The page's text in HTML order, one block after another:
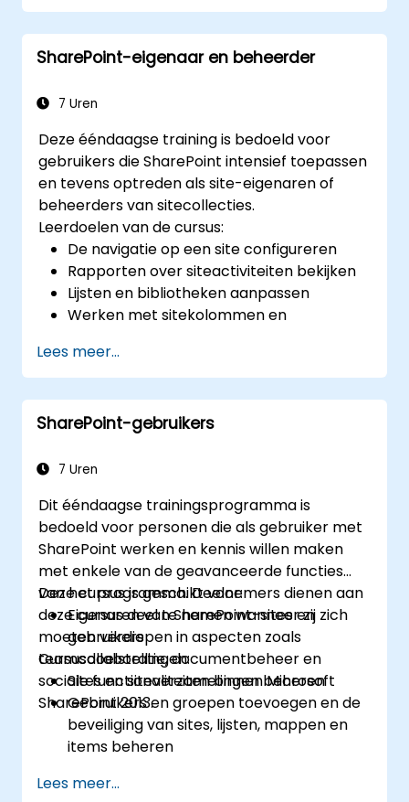
weer te geven.
Excel-grafieken te creëren en aan te
passen voor een effectieve data-
Data-validatie en voorwaardelijke
van de data te waarborgen en relevante
inzichten te benadrukken.
Externe databronnen te importeren en
gegevens met anderen uit te wisselen via
Excel’s export- en importfuncties.
SharePoint-eigenaar en beheerder
7 Uren
Deze ééndaagse training is bedoeld voor
gebruikers die SharePoint intensief toepassen
en tevens optreden als site-eigenaren of
beheerders van sitecollecties.
Leerdoelen van de cursus:
De navigatie op een site configureren
Rapporten over siteactiviteiten bekijken
Lijsten en bibliotheken aanpassen
Werken met sitekolommen en
Inchecken/uitchecken,
contentgoedkeuring en versiebeheer
instellen
Pagina’s en webpartpagina’s maken en
Lees meer...
SharePoint-gebruikers
7 Uren
Dit ééndaagse trainingsprogramma is
bedoeld voor personen die als gebruiker met
SharePoint werken en kennis willen maken
met enkele van de geavanceerde functies
van het programma. Deelnemers dienen aan
deze cursus deel te nemen wanneer zij zich
moeten verdiepen in aspecten zoals
teamcollaboratie, documentbeheer en
sociale functionaliteiten binnen Microsoft
SharePoint 2013.
Deze cursus is geschikt voor:
Eigenaren van SharePoint-sites en
gebruikers
Cursusdoelstellingen:
Sites en siteverzamelingen beheren
Gebruikers en groepen toevoegen en de
beveiliging van sites, lijsten, mappen en
items beheren
Site-instellingen zoals thema, titel,
Lees meer...